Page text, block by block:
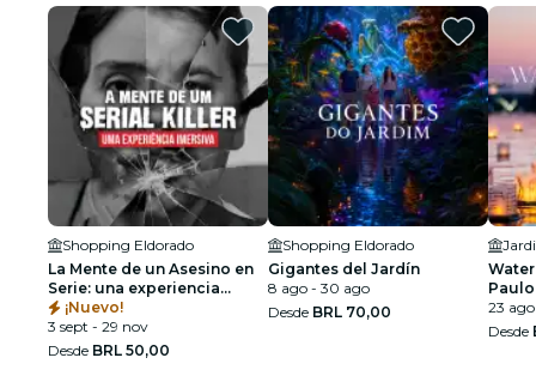
Shopping Eldorado
La Mente de un Asesino en
Serie: una experiencia
inmersiva en São Paulo
¡Nuevo!
3 sept - 29 nov
Desde BRL 50,00
Shopping Eldorado
Gigantes del Jardín
8 ago - 30 ago
Desde BRL 70,00
Paulo
23 ago
Desde